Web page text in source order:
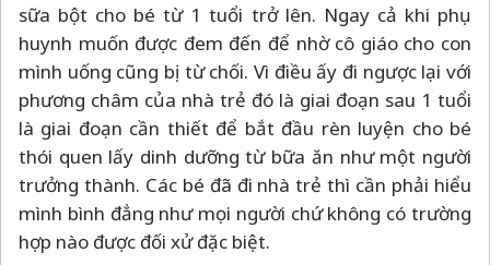
sữa bột cho bé từ 1 tuổi trở lên. Ngay cả khi phụ
huynh muốn được đem đến để nhờ cô giáo cho con
mình uống cũng bị từ chối. Vì điều ấy đi ngược lại với
phương châm của nhà trẻ đó là giai đoạn sau 1 tuổi
là giai đoạn cần thiết để bắt đầu rèn luyện cho bé
thói quen lấy dinh dưỡng từ bữa ăn như một người
trưởng thành. Các bé đã đi nhà trẻ thì cần phải hiểu
mình bình đẳng như mọi người chứ không có trường
hợp nào được đối xử đặc biệt.